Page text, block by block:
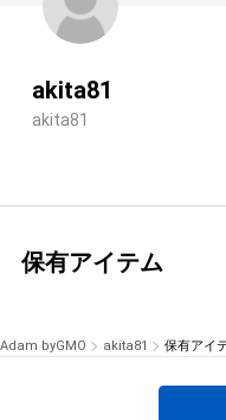
akita81
akita81
保有アイテム
Adam byGMO akita81 保有アイ